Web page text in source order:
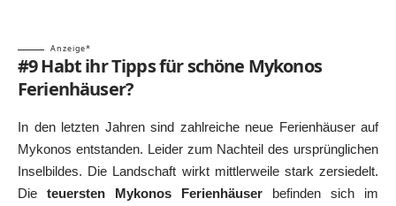
Anzeige*
#9 Habt ihr Tipps für schöne Mykonos
Ferienhäuser?
In den letzten Jahren sind zahlreiche neue Ferienhäuser auf
Mykonos entstanden. Leider zum Nachteil des ursprünglichen
Inselbildes. Die Landschaft wirkt mittlerweile stark zersiedelt.
Die teuersten Mykonos Ferienhäuser befinden sich im